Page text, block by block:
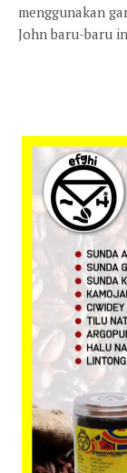
menggunakan
John baru-baru